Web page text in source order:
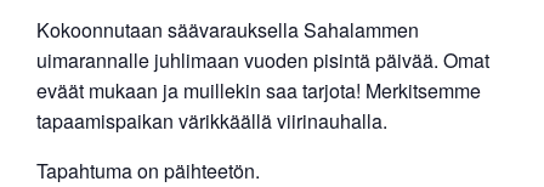
Kokoonnutaan säävarauksella Sahalammen
uimarannalle juhlimaan vuoden pisintä päivää. Omat
eväät mukaan ja muillekin saa tarjota! Merkitsemme
tapaamispaikan värikkäällä viirinauhalla.
Tapahtuma on päihteetön.